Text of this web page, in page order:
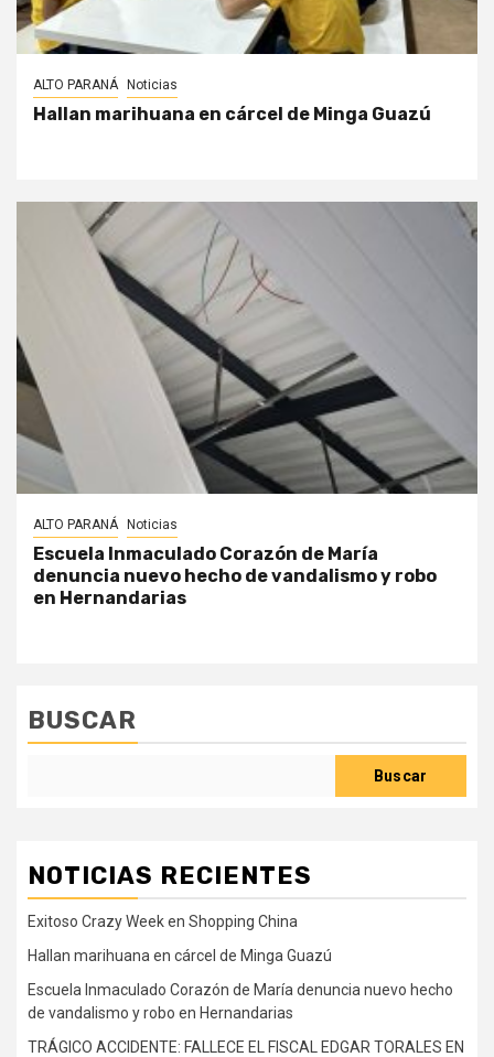
ALTO PARANÁ Noticias
Hallan marihuana en cárcel de Minga Guazú
ALTO PARANÁ Noticias
Escuela Inmaculado Corazón de María
denuncia nuevo hecho de vandalismo y robo
en Hernandarias
BUSCAR
Buscar
NOTICIAS RECIENTES
Exitoso Crazy Week en Shopping China
Hallan marihuana en cárcel de Minga Guazú
Escuela Inmaculado Corazón de María denuncia nuevo hecho
de vandalismo y robo en Hernandarias
TRÁGICO ACCIDENTE: FALLECE EL FISCAL EDGAR TORALES EN